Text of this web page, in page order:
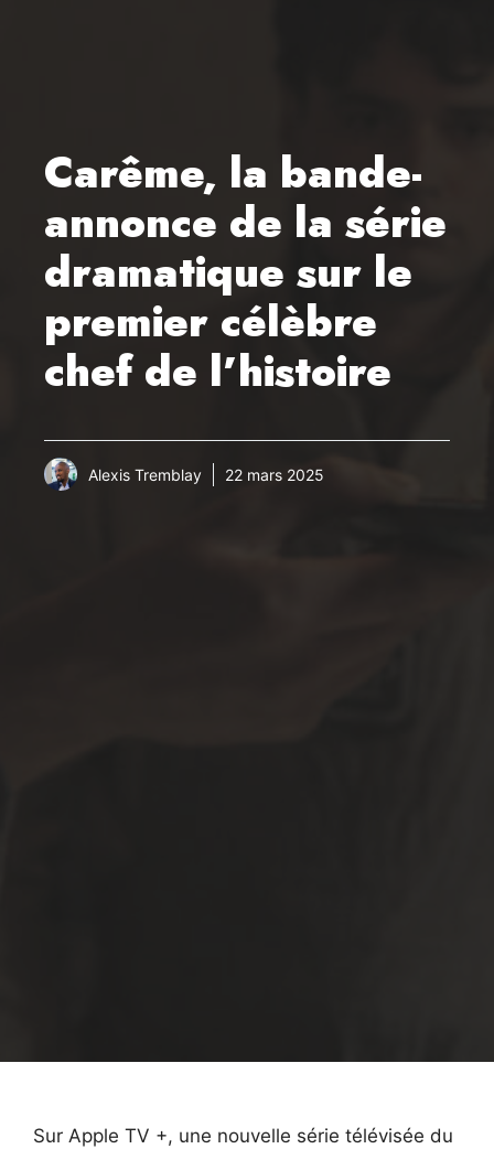
Carême, la bande-
annonce de la série
dramatique sur le
premier célèbre
chef de l’histoire
Alexis Tremblay 22 mars 2025
Sur Apple TV +, une nouvelle série télévisée du